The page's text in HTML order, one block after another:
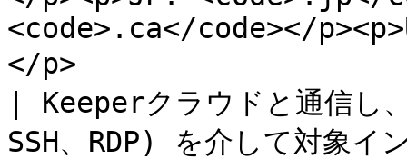
<code>.ca</code></
</p>
| Keeperクラウドと通信し
SSH、RDP) を介して対象イ